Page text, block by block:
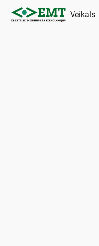
Veikals